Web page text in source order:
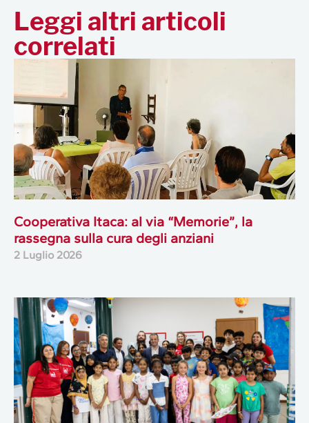
Leggi altri articoli
correlati
Cooperativa Itaca: al via “Memorie”, la
rassegna sulla cura degli anziani
2 Luglio 2026